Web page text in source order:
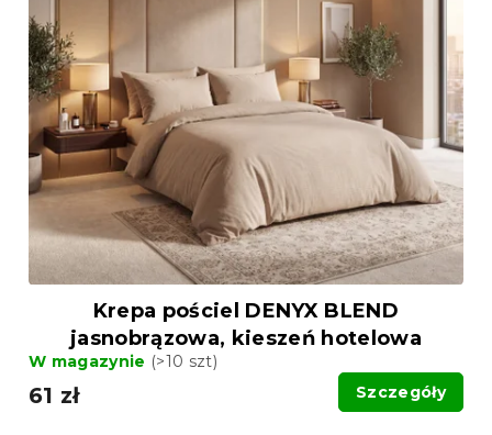
Krepa pościel DENYX BLEND
jasnobrązowa, kieszeń hotelowa
W magazynie (>10 szt)
61 zł Szczegóły